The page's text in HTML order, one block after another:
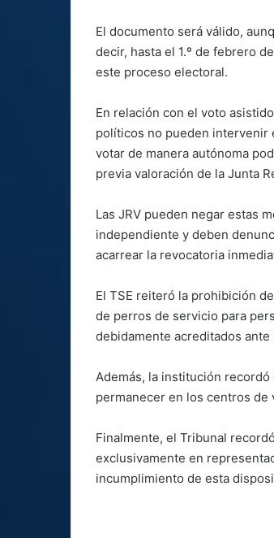
El documento será válido,
decir, hasta el 1.º de febrero
este proceso electoral.
En relación con el voto
políticos no pueden intervenir
votar de manera autónoma
previa valoración de la Junta
Las JRV pueden negar estas
independiente y deben
acarrear la revocatoria
El TSE reiteró la prohibición
de perros de servicio para
debidamente acreditados ante
Además, la institución
permanecer en los centros de
Finalmente, el Tribunal
exclusivamente en
incumplimiento de esta